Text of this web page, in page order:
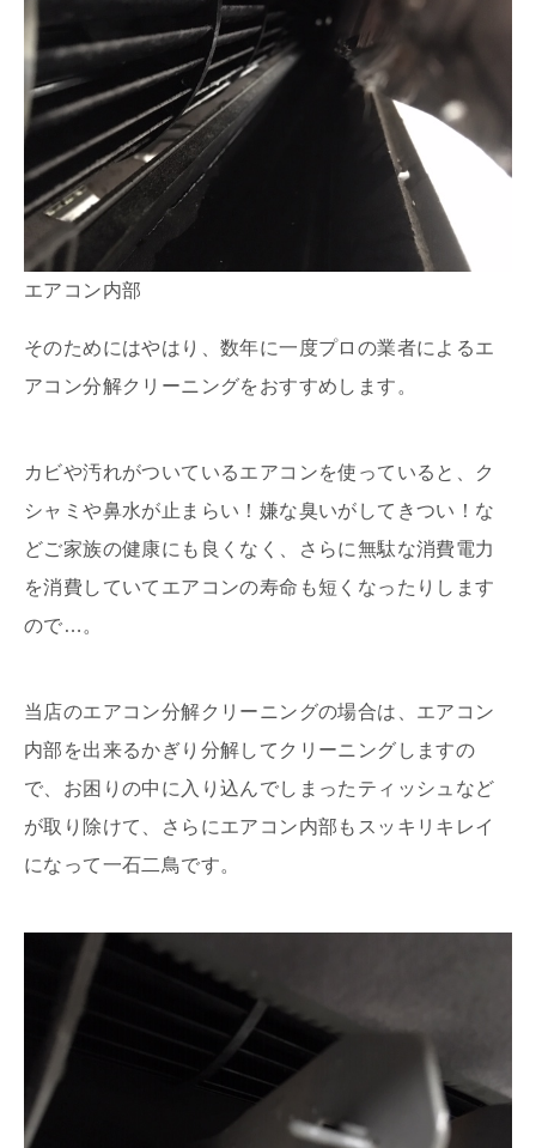
エアコン内部
そのためにはやはり、数年に一度プロの業者によるエ
アコン分解クリーニングをおすすめします。
カビや汚れがついているエアコンを使っていると、ク
シャミや鼻水が止まらい！嫌な臭いがしてきつい！な
どご家族の健康にも良くなく、さらに無駄な消費電力
を消費していてエアコンの寿命も短くなったりします
ので…。
当店のエアコン分解クリーニングの場合は、エアコン
内部を出来るかぎり分解してクリーニングしますの
で、お困りの中に入り込んでしまったティッシュなど
が取り除けて、さらにエアコン内部もスッキリキレイ
になって一石二鳥です。